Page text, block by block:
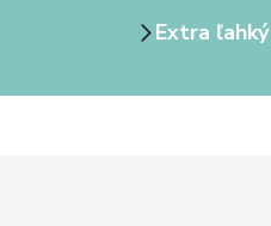
Extra ľahký